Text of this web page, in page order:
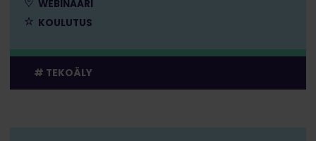
WEBINAARI
KOULUTUS
TEKOÄLY